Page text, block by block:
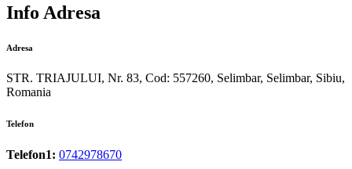
Info Adresa
Adresa
STR. TRIAJULUI, Nr. 83, Cod: 557260, Selimbar, Selimbar, Sibiu,
Romania
Telefon
Telefon1: 0742978670